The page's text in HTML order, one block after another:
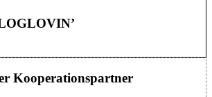
Kooperationspartner